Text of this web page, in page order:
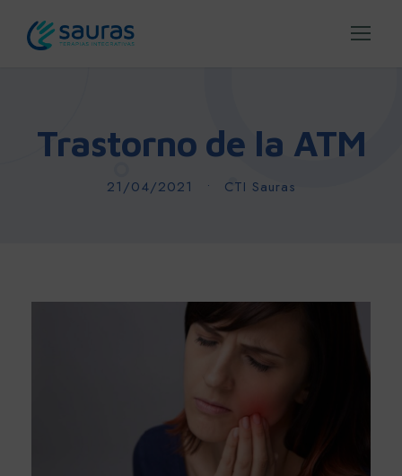
Trastorno de la ATM
21/04/2021 • CTI Sauras